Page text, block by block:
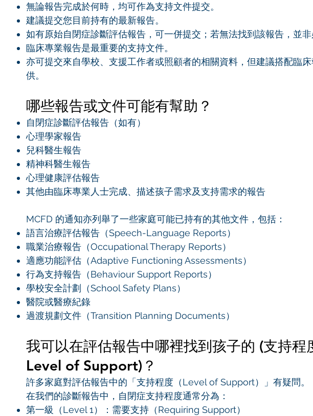
無論報告完成於何時，均可作為支持文件提交。
建議提交您目前持有的最新報告。
如有原始自閉症診斷評估報告，可一併提交；若無法找到該報告，並非
臨床專業報告是最重要的支持文件。
亦可提交來自學校、支援工作者或照顧者的相關資料，但建議搭配臨
供。
哪些報告或文件可能有幫助？
自閉症診斷評估報告（如有）
心理學家報告
兒科醫生報告
精神科醫生報告
心理健康評估報告
其他由臨床專業人士完成、描述孩子需求及支持需求的報告
MCFD 的通知亦列舉了一些家庭可能已持有的其他文件，包括：
語言治療評估報告（Speech-Language Reports）
職業治療報告（Occupational Therapy Reports）
適應功能評估（Adaptive Functioning Assessments）
行為支持報告（Behaviour Support Reports）
學校安全計劃（School Safety Plans）
醫院或醫療紀錄
過渡規劃文件（Transition Planning Documents）
我可以在評估報告中哪裡找到孩子的 (支持程
Level of Support)？
許多家庭對評估報告中的「支持程度（Level of Support）」有疑問。
在我們的診斷報告中，自閉症支持程度通常分為：
第一級（Level 1）：需要支持（Requiring Support）